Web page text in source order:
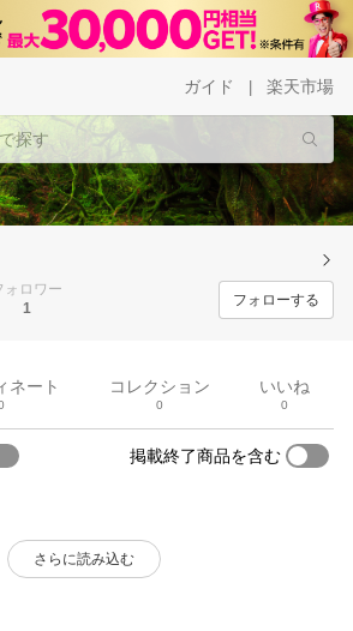
ガイド 楽天市場
ォロワー
1
フォローする
ネート コレクション
0
いいね
0
掲載終了商品を含む
さらに読み込む